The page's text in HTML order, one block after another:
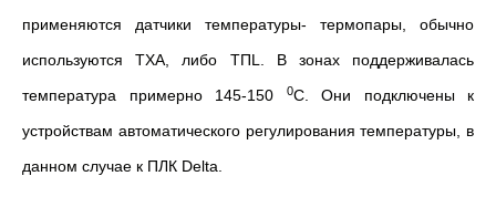
применяются датчики температуры- термопары, обычно
используются TXA, либо TПL. В зонах поддерживалась
температура примерно 145-150
0С. Они подключены к
устройствам автоматического регулирования температуры, в
данном случае к ПЛК Delta.